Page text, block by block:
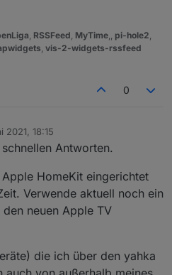
RSSFeed MyTime pi-hole2
vis-2-widgets-rssfeed
0
2021, 18:15
Antworten.
HomeKit eingerichtet
Verwende aktuell noch ein
neuen Apple TV
die ich über den yahka